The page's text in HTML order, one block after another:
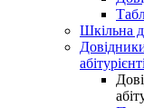
Шкільна